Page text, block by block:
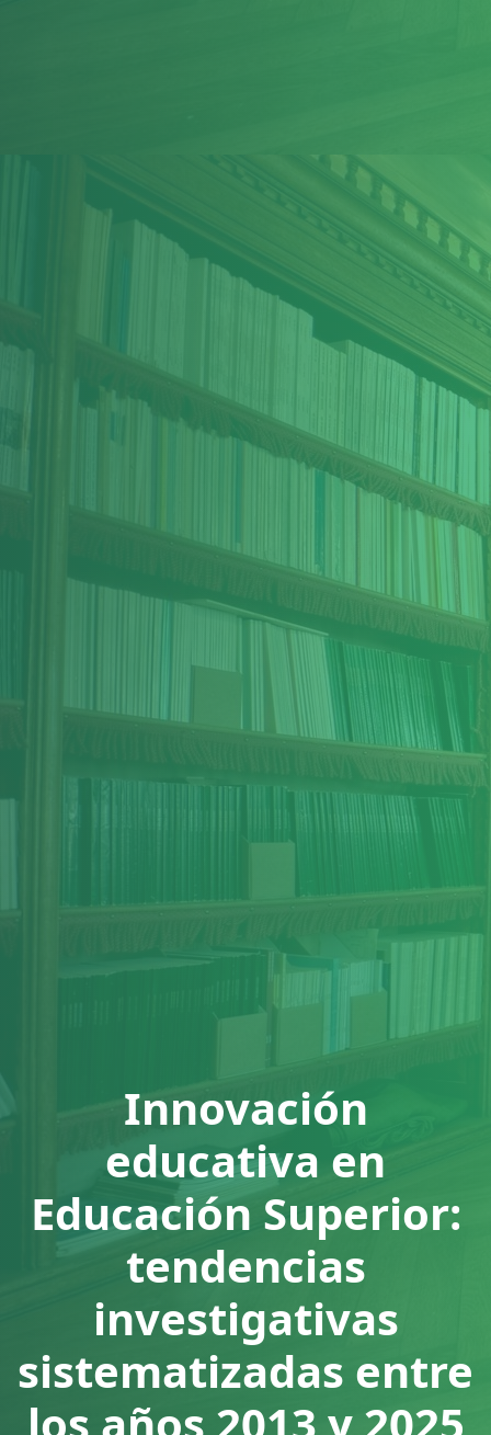
Innovación
educativa en
Educación Superior:
tendencias
investigativas
sistematizadas entre